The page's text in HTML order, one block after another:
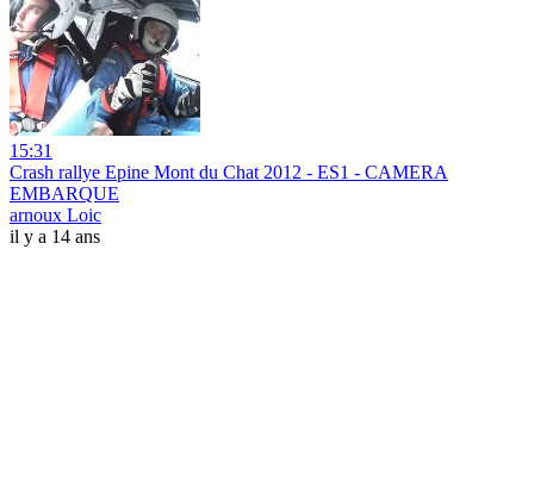
15:31
Crash rallye Epine Mont du Chat 2012 - ES1 - CAMERA
EMBARQUE
arnoux Loic
il y a 14 ans